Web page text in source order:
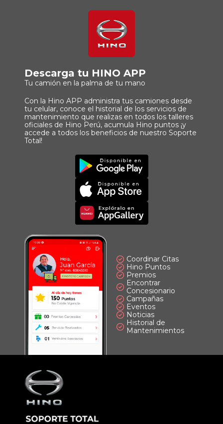
Descarga tu HINO APP
Tu camión en la palma de tu mano
Con la Hino APP administra tus camiones desde
tu celular, conoce el historial de los servicios de
mantenimiento que realizas en todos los talleres
oficiales de Hino Perú, acumula Hino puntos ¡y
accede a todos los beneficios de nuestro Soporte
Total!
Imagen
Principal
Imagen
Principal
Imagen
Principal
Coordinar Citas
Hino Puntos
Premios
Encontrar
Concesionario
Campañas
Eventos
Noticias
Historial de
Mantenimientos